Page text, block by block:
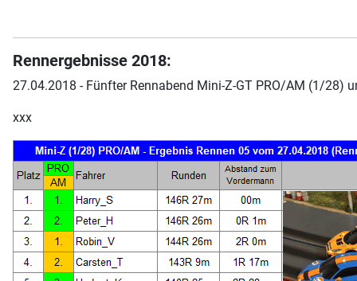
Rennergebnisse 2018:
27.04.2018 - Fünfter Rennabend Mini-Z-GT PRO/AM (1/28)
xxx